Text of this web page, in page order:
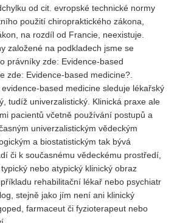
od cit. evropské technické normy
použití chiropraktického zákona,
na rozdíl od Francie, neexistuje.
založené na podkladech jsme se
právníky zde: Evidence-based
zde: Evidence-based medicine?.
based medicine sleduje lékařský
tudíž univerzalistický. Klinická praxe ale
pacientů včetně používání postupů a
univerzalistickým vědeckým
a biostatistickým tak bývá
či k současnému vědeckému prostředí,
nebo atypický klinický obraz
rehabilitační lékař nebo psychiatr
stejně jako jím není ani klinický
farmaceut či fyzioterapeut nebo